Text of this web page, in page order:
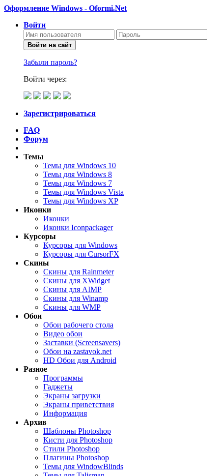
Оформление Windows - Oformi.Net
Войти
Войти на сайт
Забыли пароль?
Войти через:
Зарегистрироваться
FAQ
Форум
Темы
Темы для Windows 10
Темы для Windows 8
Темы для Windows 7
Темы для Windows Vista
Темы для Windows XP
Иконки
Иконки
Иконки Iconpackager
Курсоры
Курсоры для Windows
Курсоры для CursorFX
Скины
Скины для Rainmeter
Скины для XWidget
Скины для AIMP
Скины для Winamp
Скины для WMP
Обои
Обои рабочего стола
Видео обои
Заставки (Screensavers)
Обои на zastavok.net
HD Обои для Android
Разное
Программы
Гаджеты
Экраны загрузки
Экраны приветствия
Информация
Архив
Шаблоны Photoshop
Кисти для Photoshop
Стили Photoshop
Плагины Photoshop
Темы для WindowBlinds